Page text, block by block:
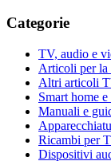
Categorie
TV, audio e
Articoli per la
Altri articoli
Smart home
Manuali e
Ricambi per
Dispositivi